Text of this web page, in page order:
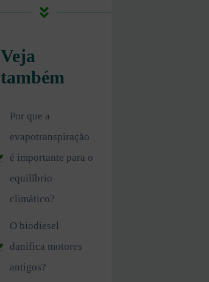
Veja
também
Por que a
evapotranspiração
é importante para o
equilíbrio
climático?
O biodiesel
danifica motores
antigos?